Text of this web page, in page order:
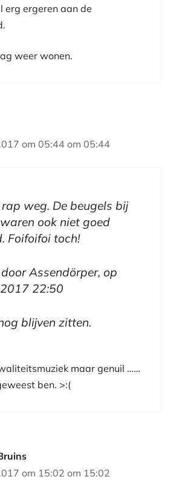
erg ergeren aan de
weer wonen.
om 05:44 om 05:44
weg. De beugels bij
ook niet goed
Foifoifoi toch!
Assendörper, op
22:50
blijven zitten.
maar genuil ……
ben. >:(
om 15:02 om 15:02